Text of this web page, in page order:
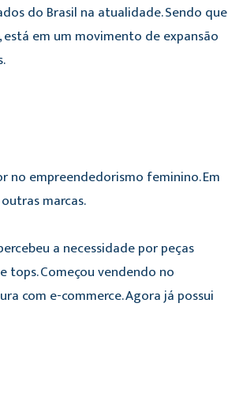
do Brasil na atualidade. Sendo que
em um movimento de expansão
no empreendedorismo feminino. Em
marcas.
a necessidade por peças
tops. Começou vendendo no
com e-commerce. Agora já possui